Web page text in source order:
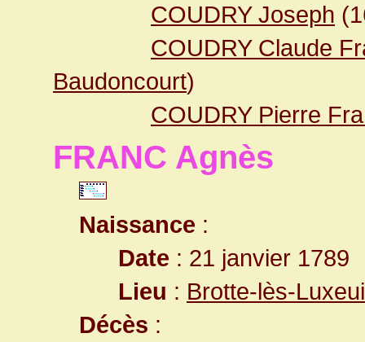
COUDRY Joseph
COUDRY Claude
Baudoncourt)
COUDRY Pierre
FRANC Agnès
Naissance :
Date : 21 janvier 1789
Lieu : Brotte-lès-
Décès :